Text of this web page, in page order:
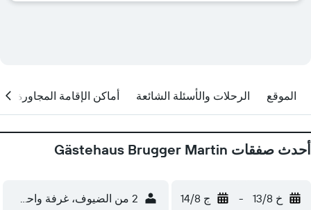
الموقع الرحلات والأسئلة الشائعة أماكن الإقامة المجاورة
أحدث صفقات Gästehaus Brugger Martin
خ 13/8 - ج 14/8 2 من الضيوف، غرفة واحدة